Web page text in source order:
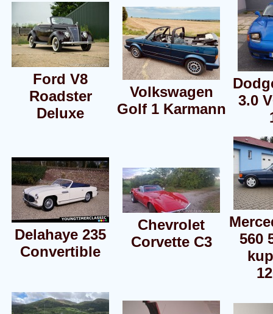
Ford V8
Roadster
Deluxe
Volkswagen
Golf 1 Karmann
3.0
Delahaye 235
Convertible
Chevrolet
Corvette C3
560